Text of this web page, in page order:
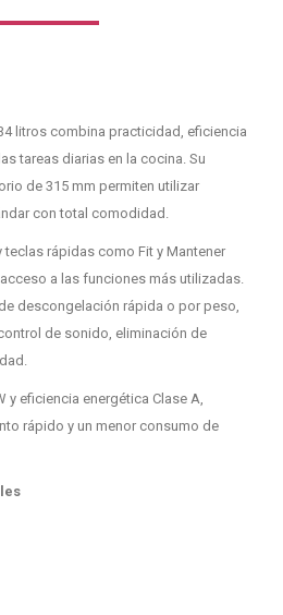
litros combina practicidad, eficiencia
tareas diarias en la cocina. Su
de 315 mm permiten utilizar
con total comodidad.
rápidas como Fit y Mantener
a las funciones más utilizadas.
descongelación rápida o por peso,
de sonido, eliminación de
y eficiencia energética Clase A,
rápido y un menor consumo de